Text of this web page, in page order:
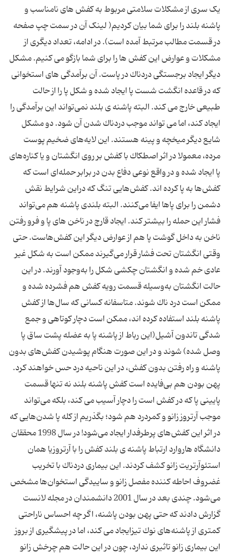
یک سری از مشکلات سلامتی مربوط به کفش های نامناسب و
پاشنه بلند را برای شما بیان کردیم( لینک آن در سمت چپ صفحه
در قسمت مطالب مرتبط آمده است). در ادامه، تعداد دیگری از
مشکلات و عوارض این کفش ها را برای شما بازگو می کنیم. مشكل
دیگر ایجاد برجستگی دردناك در پاست. آن برآمدگی های استخوانی
كه در قاعده انگشت شست پا ایجاد شده و شكل پا را از حالت
طبیعی خارج می كند. البته پاشنه ی بلند نمی‌تواند این برآمدگی را
ایجاد كند، اما می تواند موجب دردناك شدن آن شود. دو مشكل
شایع دیگر میخچه و پینه هستند. این لایه‌های ضخیم پوست
مرده، معمولا در اثر اصطكاك با كفش بر روی انگشتان و یا كناره‌های
پا ایجاد شده و در واقع نوعی دفاع بدن در برابر حمله‌ای‌ است كه
كفش‌ها به پا كرده اند. كفش‌هایی تنگ كه دراین شرایط نقش
دشمن را برای پاها ایفا می‌كنند. البته بلندی پاشنه هم می‌تواند
فشار این حمله را بیشتر كند. ایجاد قارچ در ناخن های پا و فرو رفتن
ناخن به داخل گوشت پا هم از عوارض دیگر این كفش‌هاست. حتی
وقتی انگشتان تحت فشار قرار می‌گیرند ممكن است به شكل غیر
عادی خم شده و انگشتان چكشی شكل را به‌وجود آورند. در این
حالت انگشتان به‌وسیله قسمت رویه كفش هم فشرده شده و
ممكن است درد ناك شوند. متاسفانه كسانی كه سال‌ها از كفش
پاشنه بلند استفاده‌ كرده اند، ممكن است دچار كوتاهی و جمع
شدگی تاندون آشیل(این رباط از پاشنه پا به عضله پشت ساق پا
وصل شده) شوند و در این صورت هنگام پوشیدن كفش‌های بدون
پاشنه و راه رفتن بدون كفش، در این ناحیه درد حس خواهند كرد.
پهن بودن هم بی‌فایده است كفش پاشنه بلند نه تنها قسمت
پایینی پا كه در كفش است را دچار آسیب می كند، بلكه می‌تواند
موجب آرتروز زانو و كمردرد هم شود؛ بگذریم از كله پا شدن‌هایی كه
در اثر این كفش‌های پرطرفدار ایجاد می‌شود! در سال 1998 محققان
دانشگاه هاروارد ارتباط پاشنه ی بلند كفش را با آرتروزیا همان
استئوآرتریت زانو كشف كردند. این بیماری دردناك با تخریب
غضروف احاطه كننده مفصل زانو و ساییدگی استخوان‌ها مشخص
می‌شود. چندی بعد در سال 2001 دانشمندان در مجله لانست
گزارش دادند كه حتی پهن بودن پاشنه، اگر چه احساس ناراحتی
كمتری از پاشنه‌های نوك تیزایجاد می كند، اما در پیشگیری از بروز
این بیماری زانو تاثیری ندارد، چون در این حالت هم چرخش زانو